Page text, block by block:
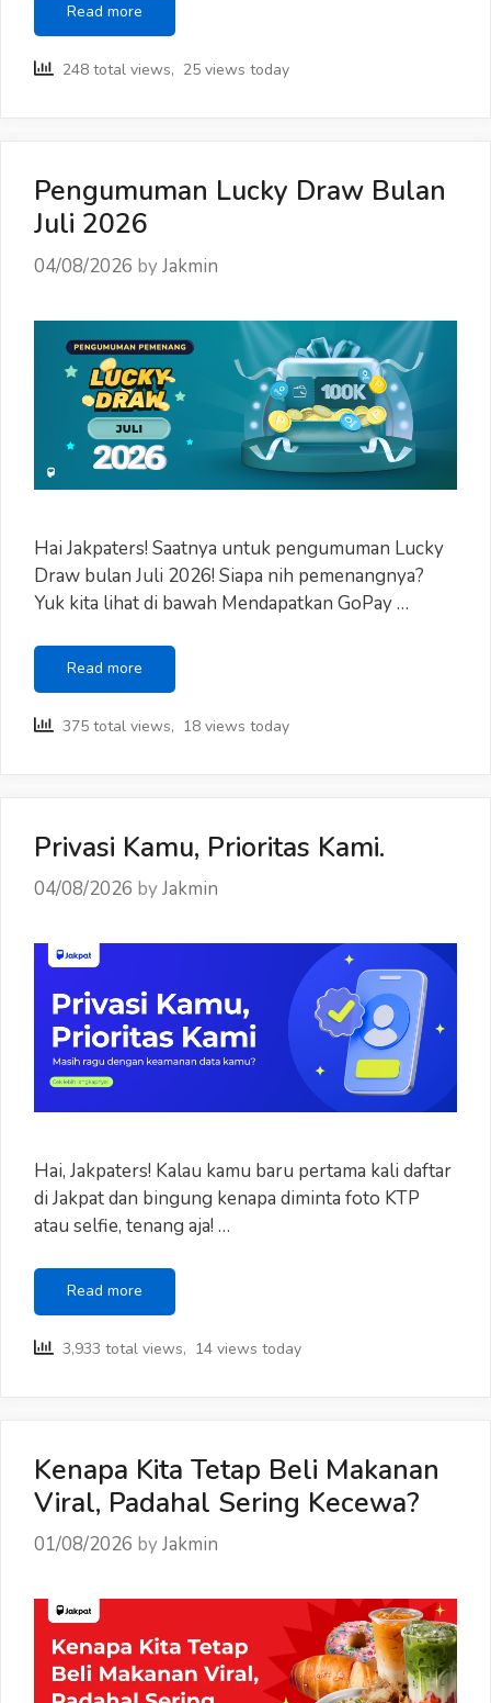
Read more
Special
Buat
248 total views, 25 views today
Pengumuman Lucky Draw Bulan
Juli 2026
04/08/2026 byJakmin
Hai Jakpaters! Saatnya untuk pengumuman Lucky
Draw bulan Juli 2026! Siapa nih pemenangnya?
Yuk kita lihat di bawah Mendapatkan GoPay …
Read more
Lucky
Bulan
375 total views, 18 views today
Privasi Kamu, Prioritas Kami.
04/08/2026 byJakmin
Hai, Jakpaters! Kalau kamu baru pertama kali daftar
di Jakpat dan bingung kenapa diminta foto KTP
atau selfie, tenang aja! …
Read more
Kamu,
Kami.
3,933 total views, 14 views today
Kenapa Kita Tetap Beli Makanan
Viral, Padahal Sering Kecewa?
01/08/2026 byJakmin